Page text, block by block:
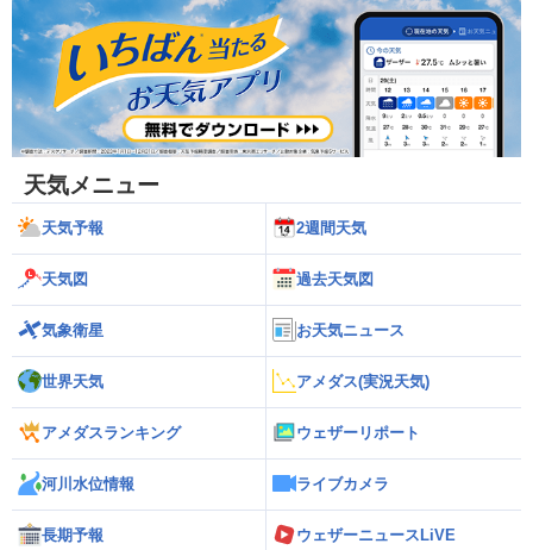
天気メニュー
天気予報 2週間天気
天気図 過去天気図
気象衛星 お天気ニュース
世界天気 アメダス(実況天気)
アメダスランキング ウェザーリポート
河川水位情報 ライブカメラ
長期予報 ウェザーニュースLiVE